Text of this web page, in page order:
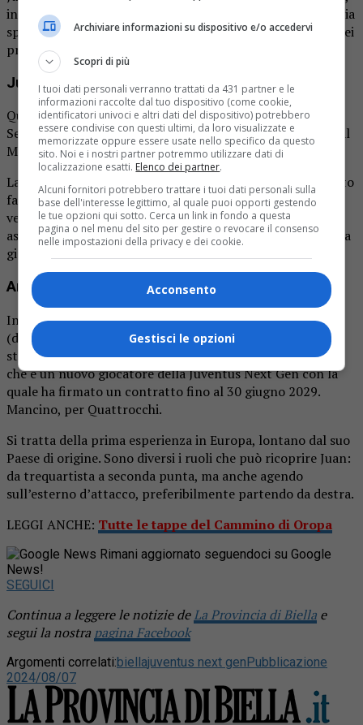
infatti, non è stata ripescata in Serie D e questo fatto lascia
spazio alla squadra di Montero. La decisione verrà presa nei
prossimi giorni.
Juventus Next Gen, l’ora della verità per Biella
Quasi sicuramente giocherà le sue partite casalinghe di
Serie C allo Stadio La Marmora-Pozzo di Biella e non più al
Moccagatta di Alessandria.
La Biellese, infatti, non è stata ripescata in Serie D e questo
fatto lascia spazio allasquadra di Montero. La decisione
verrà presa nei prossimi giorni. Non sarebbe una novità
assoluta per il mondo Juve, visto che allo stadio di Biella ha
giocato la Juventus Women.
Arriva un nuovo rinforzo
Intanto la squadra bianconera ha preso dall’Argentina
(dall’Estudiantes, nello specifico) un nuovo rinforzo:
stiamo parlando di Juan Ignacio Quattrocchi, classe 2004
che è un nuovo giocatore della Juventus Next Gen con la
quale ha firmato un contratto fino al 30 giugno 2029.
Mancino, per Quattrocchi.
Si tratta della prima esperienza in Europa, lontano dal suo
Paese di origine. Sono diversi i ruoli che può ricoprire Juan:
da trequartista a seconda punta, ma anche agendo
sull’esterno d’attacco, preferibilmente partendo da destra.
LEGGI ANCHE: Tutte le tappe del Cammino di Oropa
Rimani aggiornato seguendoci su Google
News!
SEGUICI
Continua a leggere le notizie deLa Provincia di Biella e
segui la nostra pagina Facebook
Argomenti correlati:biellajuventus next genPubblicazione
2024/08/07
Archiviare informazioni su dispositivo e/o accedervi
Scopri di più
I tuoi dati personali verranno trattati da 431 partner e le
informazioni raccolte dal tuo dispositivo (come cookie,
identificatori univoci e altri dati del dispositivo) potrebbero
essere condivise con questi ultimi, da loro visualizzate e
memorizzate oppure essere usate nello specifico da questo
sito. Noi e i nostri partner potremmo utilizzare dati di
localizzazione esatti. Elenco dei partner.
Alcuni fornitori potrebbero trattare i tuoi dati personali sulla
base dell'interesse legittimo, al quale puoi opporti gestendo
le tue opzioni qui sotto. Cerca un link in fondo a questa
pagina o nel menu del sito per gestire o revocare il consenso
nelle impostazioni della privacy e dei cookie.
Acconsento
Gestisci le opzioni